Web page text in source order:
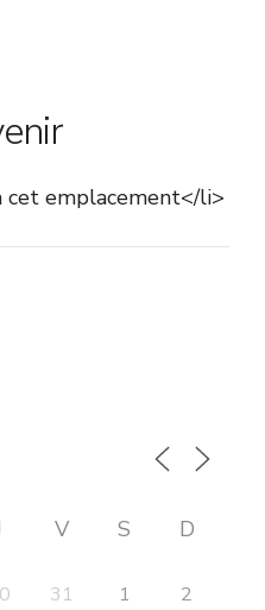
cet emplacement</li>
V S D
31 1 2